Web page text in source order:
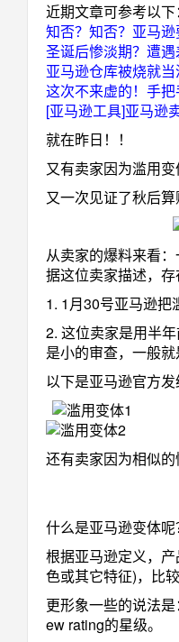
近期文章可参考以下：
知否？知否？亚马逊
圣诞后惨淡期？遭
亚马逊仓库被烧就
这次不来虚的！手把
[亚马逊工具]亚马逊
就在昨日！！
又有卖家因为滥用变
又一次见证了秋后
从卖家的爆料来看
据这位卖家描述，存
1. 1月30号亚马逊
2. 这位卖家是用半
是小的审查，一般
以下是亚马逊官方发
还有卖家因为相似
什么是亚马逊变体呢
根据亚马逊定义，
色或其它特征)，比
更形象一些的说法
ew rating的星级。